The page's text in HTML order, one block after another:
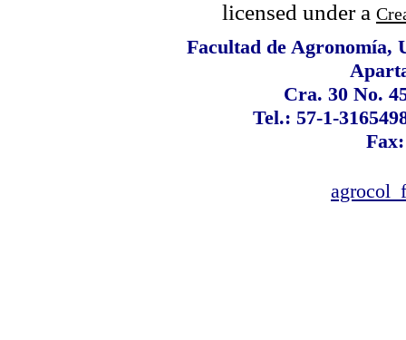
licensed under a
Facultad de Agronomía,
Cra. 30 No.
Tel.: 57-1-